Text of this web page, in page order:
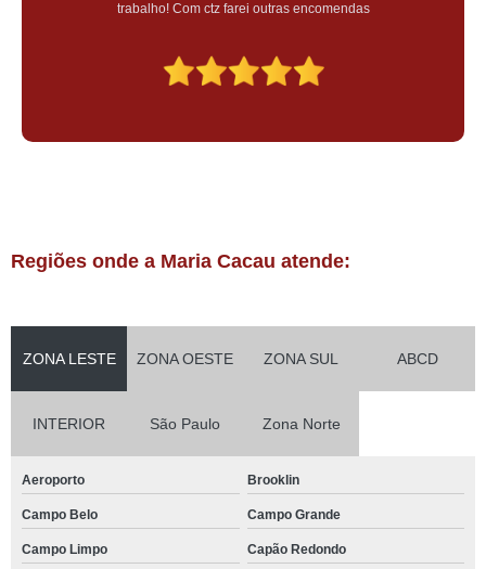
trabalho! Com ctz farei outras encomendas
Regiões onde a Maria Cacau atende:
ZONA LESTE ZONA OESTE ZONA SUL ABCD
INTERIOR São Paulo Zona Norte
Aeroporto Brooklin
Campo Belo Campo Grande
Campo Limpo Capão Redondo